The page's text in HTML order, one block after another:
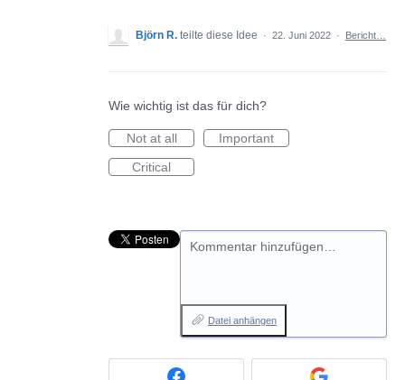
Björn R. teilte diese Idee · 22. Juni 2022 · Bericht…
Wie wichtig ist das für dich?
Not at all
Important
Critical
Kommentar hinzufügen…
Datei anhängen